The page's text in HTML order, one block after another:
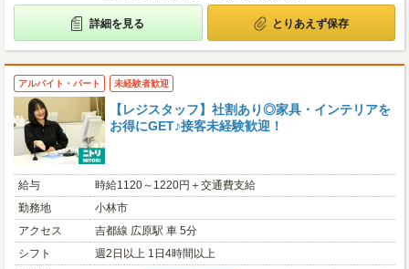
詳細を見る とりあえず保存
アルバイト・パート 未経験者歓迎
【レジスタッフ】社割あり◎家具・インテリアを
お得にGET♪接客未経験歓迎！
給与
時給1120～1220円＋交通費支給
勤務地
小林市
アクセス
吉都線 広原駅 車 5分
シフト
週2日以上 1日4時間以上